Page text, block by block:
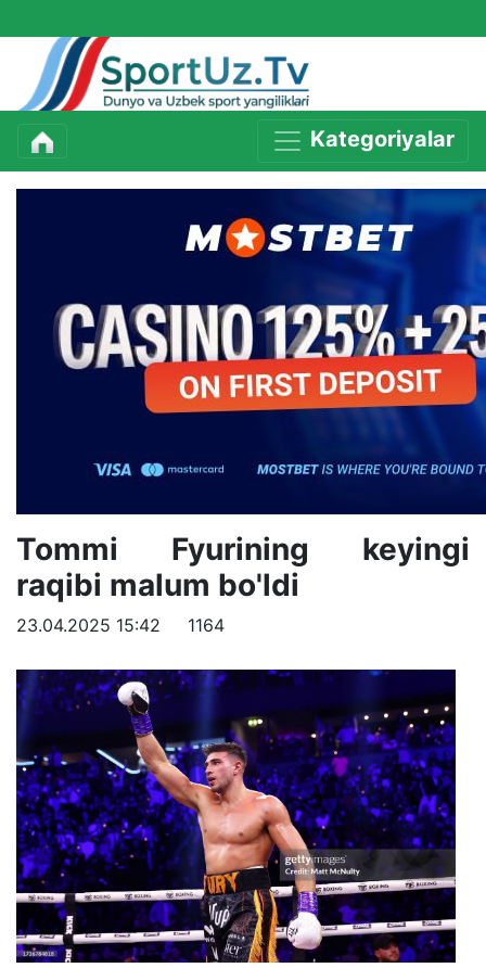
Kategoriyalar
Tommi Fyurining keyingi
raqibi malum bo'ldi
23.04.2025 15:42 1164